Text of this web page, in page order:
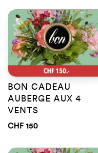
BON CADEAU
AUBERGE AUX 4
VENTS
CHF 150